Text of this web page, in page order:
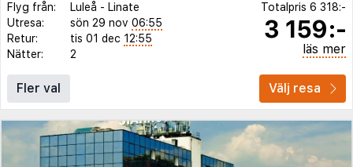
Flyg från: Luleå - Linate
Utresa:
sön 29 nov 06:55
Retur:
tis 01 dec 12:55
Nätter:
2
Totalpris 6 318:-
3 159:-
läs mer
Fler val Välj resa